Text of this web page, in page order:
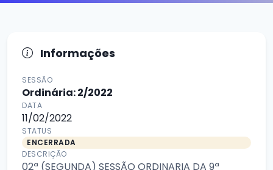
Informações
SESSÃO
Ordinária: 2/2022
DATA
11/02/2022
STATUS
ENCERRADA
DESCRIÇÃO
02ª (SEGUNDA) SESSÃO ORDINARIA DA 9ª